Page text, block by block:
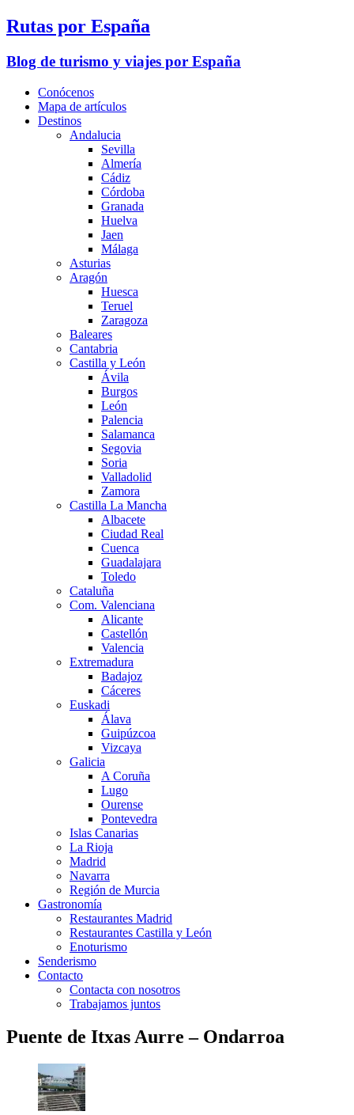
Rutas por España
Blog de turismo y viajes por España
Conócenos
Mapa de artículos
Destinos
Andalucia
Sevilla
Almería
Cádiz
Córdoba
Granada
Huelva
Jaen
Málaga
Asturias
Aragón
Huesca
Teruel
Zaragoza
Baleares
Cantabria
Castilla y León
Ávila
Burgos
León
Palencia
Salamanca
Segovia
Soria
Valladolid
Zamora
Castilla La Mancha
Albacete
Ciudad Real
Cuenca
Guadalajara
Toledo
Cataluña
Com. Valenciana
Alicante
Castellón
Valencia
Extremadura
Badajoz
Cáceres
Euskadi
Álava
Guipúzcoa
Vizcaya
Galicia
A Coruña
Lugo
Ourense
Pontevedra
Islas Canarias
La Rioja
Madrid
Navarra
Región de Murcia
Gastronomía
Restaurantes Madrid
Restaurantes Castilla y León
Enoturismo
Senderismo
Contacto
Contacta con nosotros
Trabajamos juntos
Puente de Itxas Aurre – Ondarroa